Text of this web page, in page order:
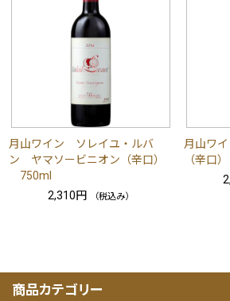
月山ワイン ソレイユ・ルバ
ン ヤマソービニオン（辛口）
750ml
2,310円
（税込み）
月山ワ
（辛口
商品カテゴリー